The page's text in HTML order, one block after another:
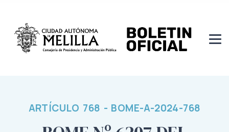
ARTÍCULO 768 - BOME-A-2024-768